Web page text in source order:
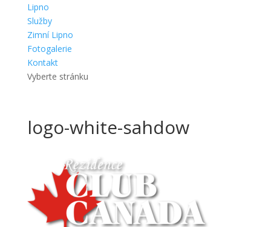
Lipno
Služby
Zimní Lipno
Fotogalerie
Kontakt
Vyberte stránku
logo-white-sahdow